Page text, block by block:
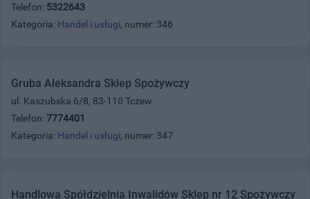
Telefon: 5322643
Kategoria: Handel i usługi, numer: 346
Gruba Aleksandra Sklep Spożywczy
ul. Kaszubska 6/8, 83-110 Tczew
Telefon: 7774401
Kategoria: Handel i usługi, numer: 347
Handlowa Spółdzielnia Inwalidów Sklep nr 12 Spożywczy